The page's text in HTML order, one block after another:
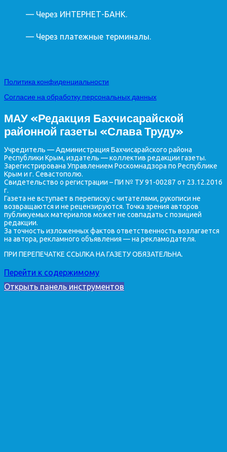
— Через ИНТЕРНЕТ-БАНК.
— Через платежные терминалы.
Политика конфиденциальности
Согласие на обработку персональных данных
МАУ «Редакция Бахчисарайской
районной газеты «Слава Труду»
Учредитель — Администрация Бахчисарайского района
Республики Крым, издатель — коллектив редакции газеты.
Зарегистрирована Управлением Роскомнадзора по Республике
Крым и г. Севастополю.
Свидетельство о регистрации – ПИ № ТУ 91-00287 от 23.12.2016
г.
Газета не вступает в переписку с читателями, рукописи не
возвращаются и не рецензируются. Точка зрения авторов
публикуемых материалов может не совпадать с позицией
редакции.
За точность изложенных фактов ответственность возлагается
на автора, рекламного объявления — на рекламодателя.
ПРИ ПЕРЕПЕЧАТКЕ ССЫЛКА НА ГАЗЕТУ ОБЯЗАТЕЛЬНА.
Перейти к содержимому
Открыть панель инструментов